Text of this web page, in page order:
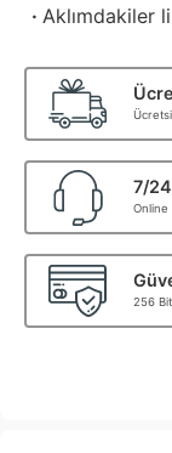
· Aklımdakiler
7/
Online
256